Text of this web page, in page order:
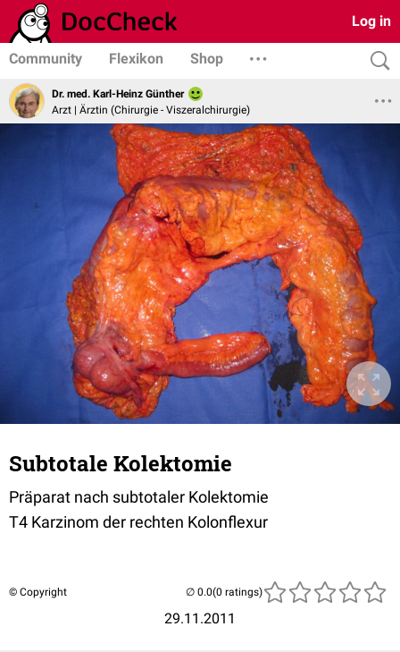
Log in
Community Flexikon Shop
Dr. med. Karl-Heinz Günther
Arzt | Ärztin (Chirurgie - Viszeralchirurgie)
Subtotale Kolektomie
Präparat nach subtotaler Kolektomie
T4 Karzinom der rechten Kolonflexur
© Copyright
29.11.2011
(0 ratings)